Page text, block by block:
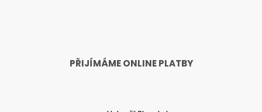
PŘIJÍMÁME ONLINE PLATBY